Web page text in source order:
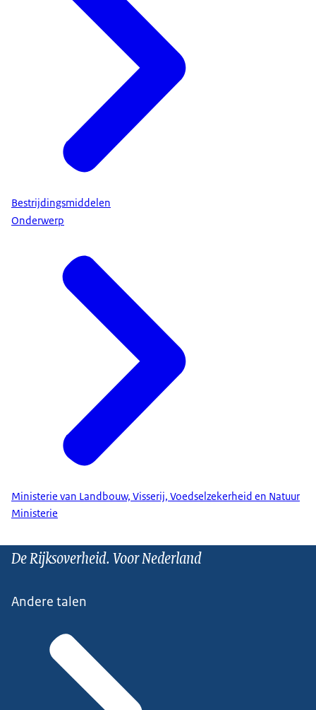
Bestrijdingsmiddelen
Onderwerp
Ministerie van Landbouw, Visserij, Voedselzekerheid en Natuur
Ministerie
De Rijksoverheid. Voor Nederland
Andere talen